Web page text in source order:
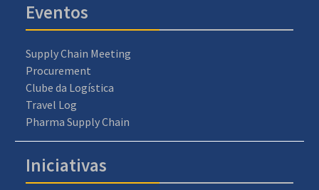
Eventos
Supply Chain Meeting
Procurement
Clube da Logística
Travel Log
Pharma Supply Chain
Iniciativas